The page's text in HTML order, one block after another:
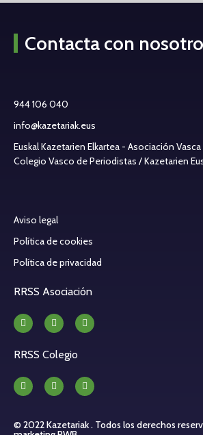
Contacta con
944 106 040
info@kazetariak.eus
Euskal Kazetarien Elkartea - Asociación
Colegio Vasco de Periodistas / Kazetarien
Aviso legal
Política de cookies
Política de privacidad
RRSS Asociación
RRSS Colegio
© 2022 Kazetariak . Todos los derechos